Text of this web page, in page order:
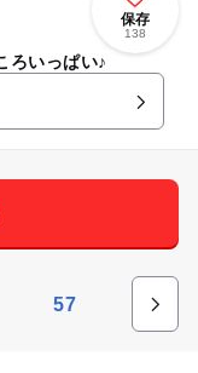
保存
138
ろいっぱい♪
57